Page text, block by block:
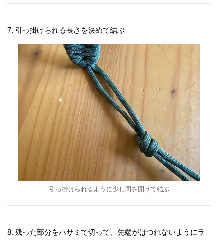
7. 引っ掛けられる長さを決めて結ぶ
引っ掛けられるように少し間を開けて結ぶ
8. 残った部分をハサミで切って、先端がほつれないようにラ